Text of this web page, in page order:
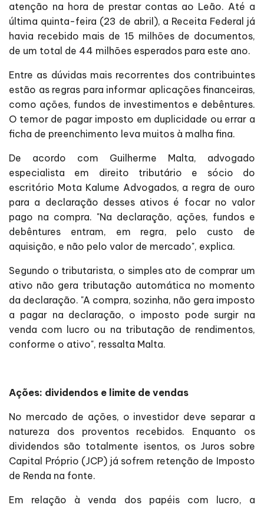
atenção na hora de prestar contas ao Leão. Até a
última quinta-feira (23 de abril), a Receita Federal já
havia recebido mais de 15 milhões de documentos,
de um total de 44 milhões esperados para este ano.
Entre as dúvidas mais recorrentes dos contribuintes
estão as regras para informar aplicações financeiras,
como ações, fundos de investimentos e debêntures.
O temor de pagar imposto em duplicidade ou errar a
ficha de preenchimento leva muitos à malha fina.
De acordo com Guilherme Malta, advogado
especialista em direito tributário e sócio do
escritório Mota Kalume Advogados, a regra de ouro
para a declaração desses ativos é focar no valor
pago na compra. "Na declaração, ações, fundos e
debêntures entram, em regra, pelo custo de
aquisição, e não pelo valor de mercado", explica.
Segundo o tributarista, o simples ato de comprar um
ativo não gera tributação automática no momento
da declaração. "A compra, sozinha, não gera imposto
a pagar na declaração, o imposto pode surgir na
venda com lucro ou na tributação de rendimentos,
conforme o ativo", ressalta Malta.
Ações: dividendos e limite de vendas
No mercado de ações, o investidor deve separar a
natureza dos proventos recebidos. Enquanto os
dividendos são totalmente isentos, os Juros sobre
Capital Próprio (JCP) já sofrem retenção de Imposto
de Renda na fonte.
Em relação à venda dos papéis com lucro, a